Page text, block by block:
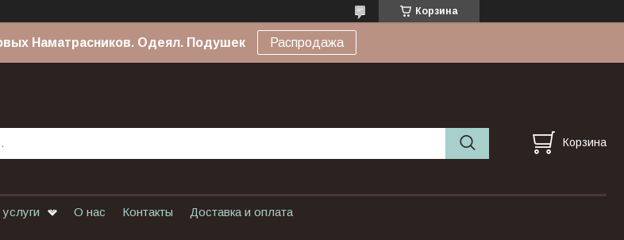
Корзина
Наматрасников. Одеял. Подушек Распродажа
Корзина
О нас Контакты Доставка и оплата